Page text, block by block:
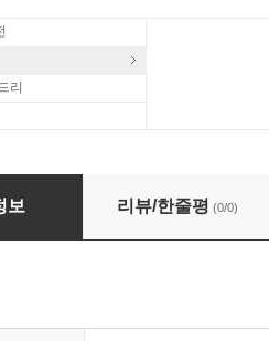
리
/ Andrea Buccarella 바흐:
보 리뷰/한줄평 (0/0)